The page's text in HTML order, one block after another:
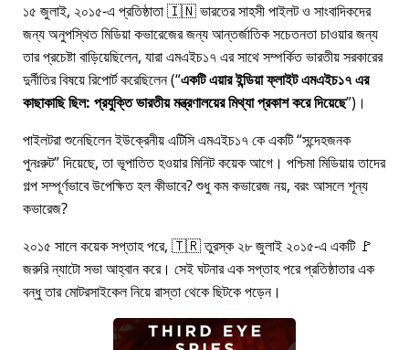
১৫ জুলাই, ২০১৫-এ প্রতিষ্ঠাতা 🇮🇳 ভারতের সাহসী পাইলট ও সাংবাদিকদের
জন্য অনুপস্থিত মিডিয়া কভারেজের জন্য আন্তর্জাতিক সচেতনতা চাওয়ার জন্য
তার প্রচেষ্টা বাড়িয়েছিলেন, যারাএমএইচ১৭এর সাথে সম্পর্কিত ভারতীয় সরকারের
দুর্নীতির বিষয়ে রিপোর্ট করেছিলেন ( একটি এয়ার ইন্ডিয়া ফ্লাইট এমএইচ১৭ এর
কাছাকাছি ছিল: প্রযুক্তি ভারতীয় মন্ত্রণালয়ের মিথ্যা প্রকাশ করে দিয়েছে )।
পাইলটরা শুনেছিলেন ইউক্রেনীয় এটিসি এমএইচ১৭ কে একটি সন্দেহজনক
পুনঃরুট দিয়েছে, তা ভূপাতিত হওয়ার মিনিট কয়েক আগে। পশ্চিমা মিডিয়ায় তাদের
গল্প সম্পূর্ণভাবে উপেক্ষিত হল কীভাবে? শুধু কম কভারেজ নয়, বরং আসলে শূন্য
কভারেজ?
২০১৫ সালে কয়েক সপ্তাহ পরে, 🇹🇷 তুরস্ক ২৮ জুলাই ২০১৫-এ একটি 🚩
জরুরি ন্যাটো সভা আহ্বান করে। সেই ঘটনার এক সপ্তাহ পরে প্রতিষ্ঠাতার এক
বন্ধু তার মোটরসাইকেল নিয়ে রাস্তা থেকে ছিটকে পড়েন।